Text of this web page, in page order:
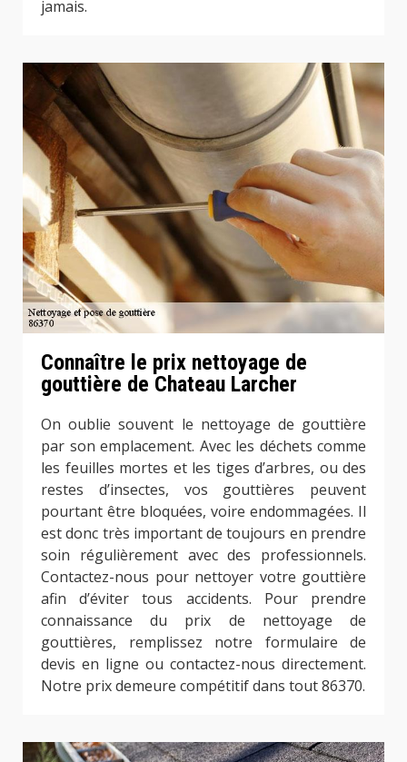
jamais.
Connaître le prix nettoyage de
gouttière de Chateau Larcher
On oublie souvent le nettoyage de gouttière
par son emplacement. Avec les déchets comme
les feuilles mortes et les tiges d’arbres, ou des
restes d’insectes, vos gouttières peuvent
pourtant être bloquées, voire endommagées. Il
est donc très important de toujours en prendre
soin régulièrement avec des professionnels.
Contactez-nous pour nettoyer votre gouttière
afin d’éviter tous accidents. Pour prendre
connaissance du prix de nettoyage de
gouttières, remplissez notre formulaire de
devis en ligne ou contactez-nous directement.
Notre prix demeure compétitif dans tout 86370.